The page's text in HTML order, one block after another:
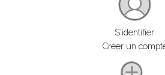
S'identifier
Créer un